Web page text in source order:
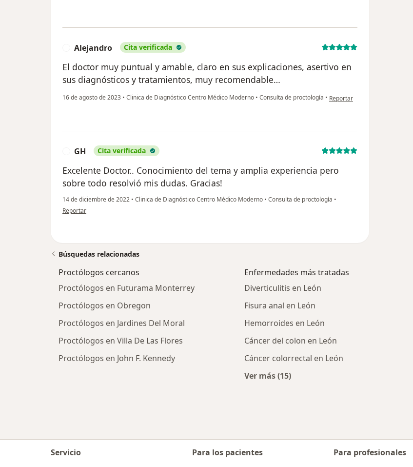
Alejandro Cita verificada
El doctor muy puntual y amable, claro en sus explicaciones, asertivo en
sus diagnósticos y tratamientos, muy recomendable…
16 de agosto de 2023 • Clinica de Diagnóstico Centro Médico Moderno • Consulta de proctología • en opinión del usuario Alejandro
Reportar
GH Cita verificada
Excelente Doctor.. Conocimiento del tema y amplia experiencia pero
sobre todo resolvió mis dudas. Gracias!
14 de diciembre de 2022 • Clinica de Diagnóstico Centro Médico Moderno • Consulta de proctología •
en opinión del usuario GH
Reportar
Búsquedas relacionadas
Proctólogos cercanos
Proctólogos en Futurama Monterrey
Proctólogos en Obregon
Proctólogos en Jardines Del Moral
Proctólogos en Villa De Las Flores
Proctólogos en John F. Kennedy
Enfermedades más tratadas
Diverticulitis en León
Fisura anal en León
Hemorroides en León
Cáncer del colon en León
Cáncer colorrectal en León
Ver más (15)
Servicio
Para los pacientes
Para profesionales